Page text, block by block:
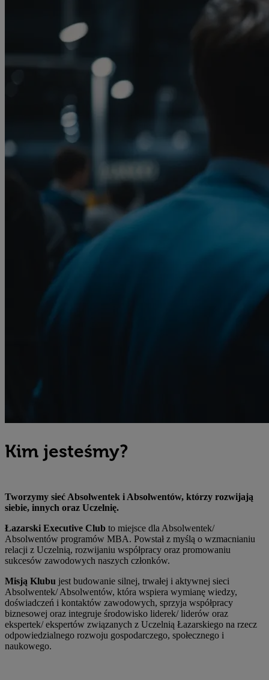
Kim jesteśmy?
Tworzymy sieć Absolwentek i Absolwentów, którzy rozwijają
siebie, innych oraz Uczelnię.
Łazarski Executive Club to miejsce dla Absolwentek/
Absolwentów programów MBA. Powstał z myślą o wzmacnianiu
relacji z Uczelnią, rozwijaniu współpracy oraz promowaniu
sukcesów zawodowych naszych członków.
Misją Klubu jest budowanie silnej, trwałej i aktywnej sieci
Absolwentek/ Absolwentów, która wspiera wymianę wiedzy,
doświadczeń i kontaktów zawodowych, sprzyja współpracy
biznesowej oraz integruje środowisko liderek/ liderów oraz
ekspertek/ ekspertów związanych z Uczelnią Łazarskiego na rzecz
odpowiedzialnego rozwoju gospodarczego, społecznego i
naukowego.